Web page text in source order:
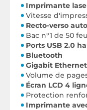
Imprimante
Vitesse
Recto-verso
Bac n°1 de 50
Ports USB 2.0
Bluetooth
Gigabit Ethernet
Volume de
Écran LCD 4
Protection
Imprimante